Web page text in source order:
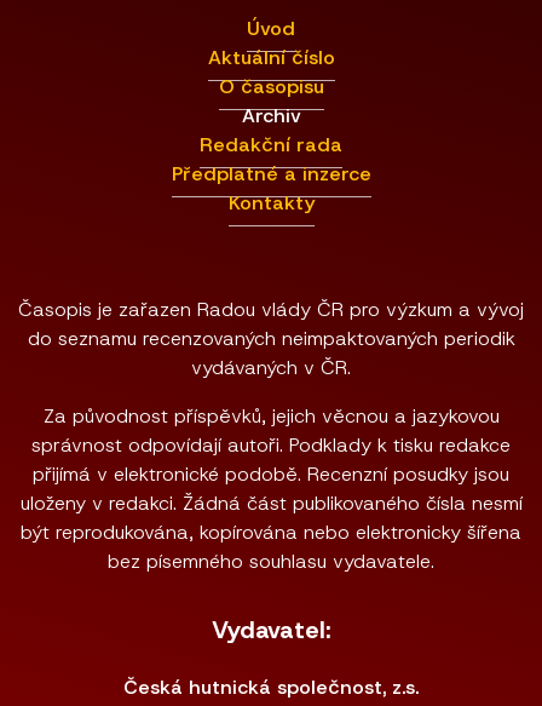
Úvod
Aktuální číslo
O časopisu
Archiv
Redakční rada
Předplatné a inzerce
Kontakty
Časopis je zařazen Radou vlády ČR pro výzkum a vývoj
do seznamu recenzovaných neimpaktovaných periodik
vydávaných v ČR.
Za původnost příspěvků, jejich věcnou a jazykovou
správnost odpovídají autoři. Podklady k tisku redakce
přijímá v elektronické podobě. Recenzní posudky jsou
uloženy v redakci. Žádná část publikovaného čísla nesmí
být reprodukována, kopírována nebo elektronicky šířena
bez písemného souhlasu vydavatele.
Vydavatel:
Česká hutnická společnost, z.s.